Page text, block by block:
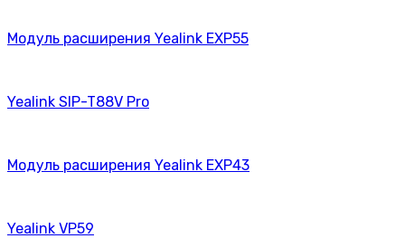
Модуль расширения Yealink EXP55
Yealink SIP-T88V Pro
Модуль расширения Yealink EXP43
Yealink VP59